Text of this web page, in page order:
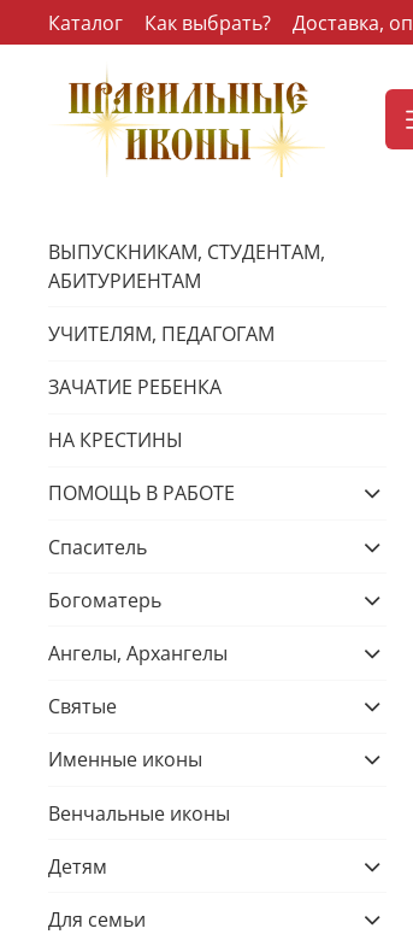
Каталог Как выбрать? Доставка,
ВЫПУСКНИКАМ, СТУДЕНТАМ,
АБИТУРИЕНТАМ
УЧИТЕЛЯМ, ПЕДАГОГАМ
ЗАЧАТИЕ РЕБЕНКА
НА КРЕСТИНЫ
ПОМОЩЬ В РАБОТЕ
Спаситель
Богоматерь
Ангелы, Архангелы
Святые
Именные иконы
Венчальные иконы
Детям
Для семьи